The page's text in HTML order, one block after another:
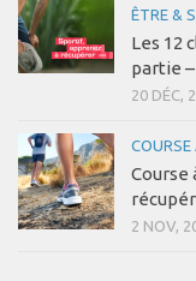
ÊTRE &
Les 12
partie –
20 DÉC,
COURSE
Course
2 NOV,